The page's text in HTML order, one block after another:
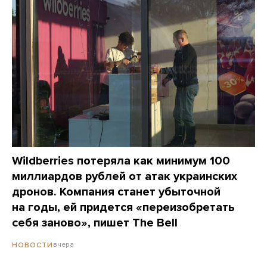
Wildberries потеряла как минимум 100
миллиардов рублей от атак украинских
дронов. Компания станет убыточной
на годы, ей придется «переизобретать
себя заново», пишет The Bell
НОВОСТИ вчера